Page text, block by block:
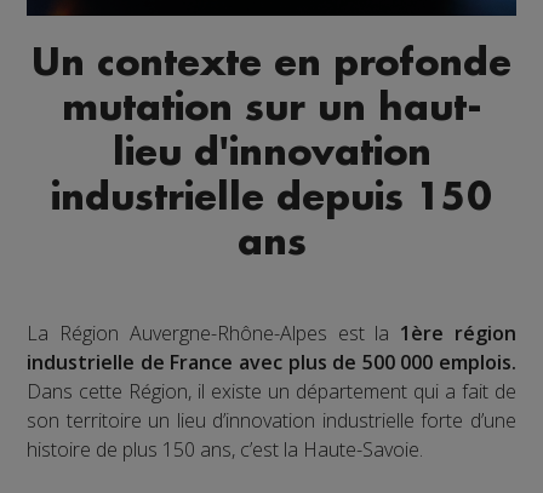
Un contexte en profonde
mutation sur un haut-
lieu d'innovation
industrielle depuis 150
ans
La Région Auvergne-Rhône-Alpes est la 1ère région
industrielle de France avec plus de 500 000 emplois.
Dans cette Région, il existe un département qui a fait de
son territoire un lieu d’innovation industrielle forte d’une
histoire de plus 150 ans, c’est la Haute-Savoie.